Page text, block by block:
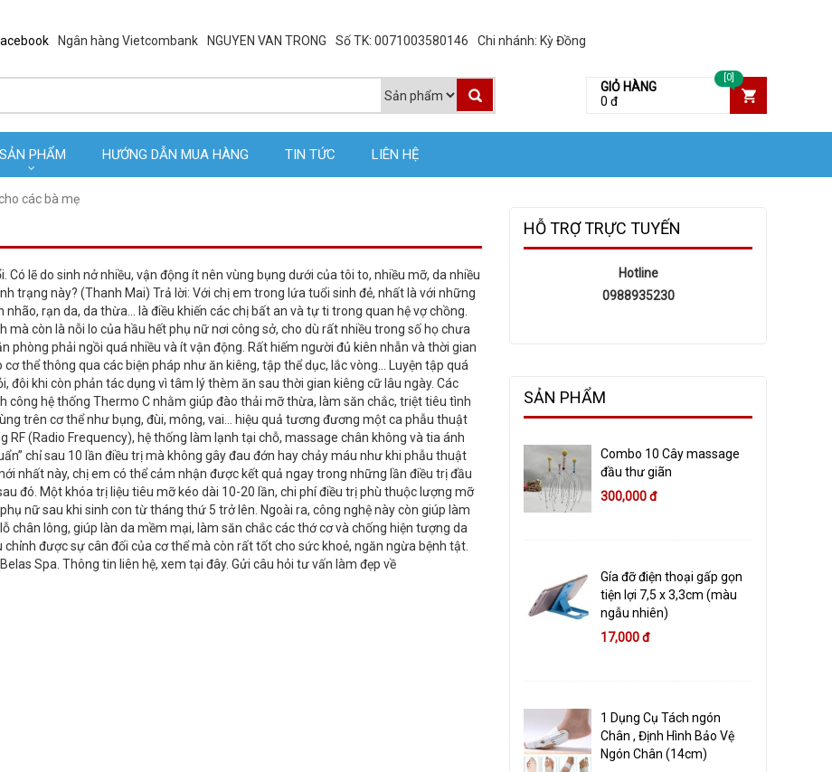
Ngân hàng Vietcombank NGUYEN VAN TRONG Số TK: 0071003580146 Chi nhánh: Kỳ Đồng
GIỎ HÀNG
0 đ
[0]
SẢN PHẨM HƯỚNG DẪN MUA HÀNG TIN TỨC LIÊN HỆ
các bà mẹ
lẽ do sinh nở nhiều, vận động ít nên vùng bụng dưới của tôi to, nhiều mỡ, da nhiều
trạng này? (Thanh Mai) Trả lời: Với chị em trong lứa tuổi sinh đẻ, nhất là với những
rạn da, da thừa... là điều khiến các chị bất an và tự ti trong quan hệ vợ chồng.
mà còn là nỗi lo của hầu hết phụ nữ nơi công sở, cho dù rất nhiều trong số họ chưa
phòng phải ngồi quá nhiều và ít vận động. Rất hiếm người đủ kiên nhẫn và thời gian
thể thông qua các biện pháp như ăn kiêng, tập thể dục, lắc vòng… Luyện tập quá
đôi khi còn phản tác dụng vì tâm lý thèm ăn sau thời gian kiêng cữ lâu ngày. Các
công hệ thống Thermo C nhằm giúp đào thải mỡ thừa, làm săn chắc, triệt tiêu tình
trên cơ thể như bụng, đùi, mông, vai… hiệu quả tương đương một ca phẫu thuật
RF (Radio Frequency), hệ thống làm lạnh tại chỗ, massage chân không và tia ánh
chỉ sau 10 lần điều trị mà không gây đau đớn hay chảy máu như khi phẫu thuật
nhất này, chị em có thể cảm nhận được kết quả ngay trong những lần điều trị đầu
đó. Một khóa trị liệu tiêu mỡ kéo dài 10-20 lần, chi phí điều trị phù thuộc lượng mỡ
nữ sau khi sinh con từ tháng thứ 5 trở lên. Ngoài ra, công nghệ này còn giúp làm
chân lông, giúp làn da mềm mại, làm săn chắc các thớ cơ và chống hiện tượng da
được sự cân đối của cơ thể mà còn rất tốt cho sức khoẻ, ngăn ngừa bệnh tật.
Spa. Thông tin liên hệ, xem tại đây. Gửi câu hỏi tư vấn làm đẹp về
HỖ TRỢ TRỰC TUYẾN
Hotline
0988935230
SẢN PHẨM
Combo 10 Cây massage
đầu thư giãn
300,000 đ
Gía đỡ điện thoại gấp gọn
tiện lợi 7,5 x 3,3cm (màu
ngẫu nhiên)
17,000 đ
1 Dụng Cụ Tách ngón
Chân , Định Hình Bảo Vệ
Ngón Chân (14cm)